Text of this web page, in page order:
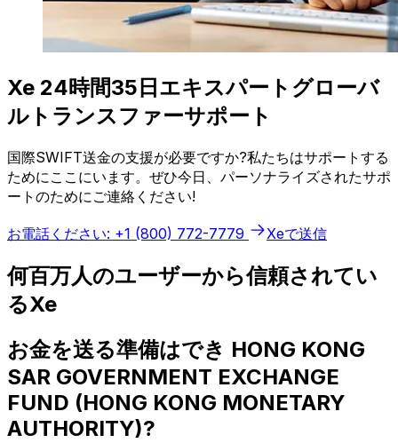
Xe 24時間35日エキスパートグローバ
ルトランスファーサポート
国際SWIFT送金の支援が必要ですか?私たちはサポートする
ためにここにいます。ぜひ今日、パーソナライズされたサポ
ートのためにご連絡ください!
お電話ください: +1 (800) 772-7779 Xeで送信
何百万人のユーザーから信頼されてい
るXe
お金を送る準備はでき HONG KONG
SAR GOVERNMENT EXCHANGE
FUND (HONG KONG MONETARY
AUTHORITY)?